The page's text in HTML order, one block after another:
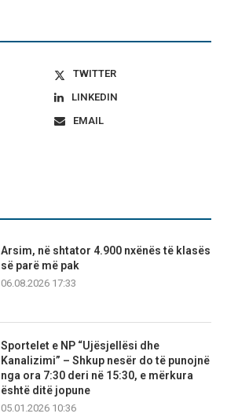
TWITTER
LINKEDIN
EMAIL
Arsim, në shtator 4.900 nxënës të klasës
së parë më pak
06.08.2026 17:33
Sportelet e NP “Ujësjellësi dhe
Kanalizimi” – Shkup nesër do të punojnë
nga ora 7:30 deri në 15:30, e mërkura
është ditë jopune
05.01.2026 10:36